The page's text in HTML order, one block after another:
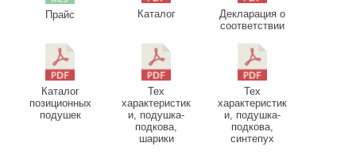
Прайс Каталог
Декларация о
соответствии
Каталог
позиционных
подушек
Тех
характеристик
и, подушка-
подкова,
шарики
Тех
характеристик
и, подушка-
подкова,
синтепух